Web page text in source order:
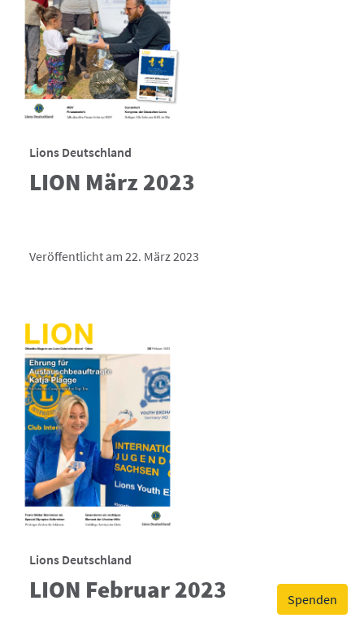
Spenden
Lions Deutschland
LION März 2023
Veröffentlicht am 22. März 2023
Lions Deutschland
LION Februar 2023